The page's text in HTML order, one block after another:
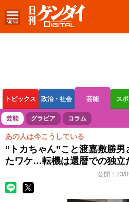
トピックス 政治・社会 芸能 ス
ボートレース 競輪 オートレース
芸能 グラビア コラム
あの人は今こうしている
“トカちゃん”こと渡嘉敷勝男
たワケ…転機は還暦での独立
公開： 23/